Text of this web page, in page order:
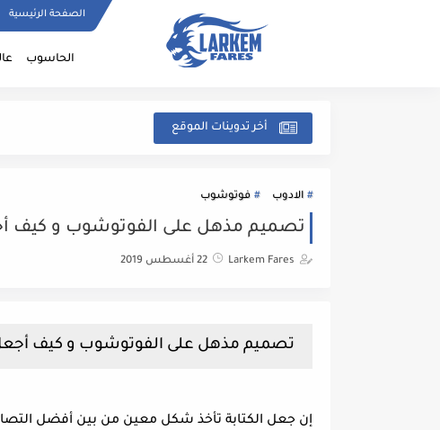
الصفحة الرئيسية
الحاسوب
أخر تدوينات الموقع
الادوب فوتوشوب
تصميم مذهل على الفوتوشوب و كيف
Larkem Fares 22 أغسطس 2019
تصميم مذهل على الفوتوشوب و كيف
إن جعل الكتابة تأخذ شكل معين من بين أفضل